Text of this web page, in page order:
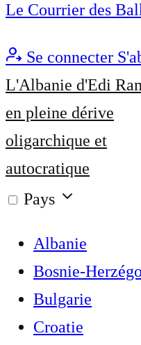
Le Courrier des
Se connecter
L'Albanie d'Edi
en pleine dérive
oligarchique et
autocratique
Pays
Albanie
Bosnie-
Bulgarie
Croatie